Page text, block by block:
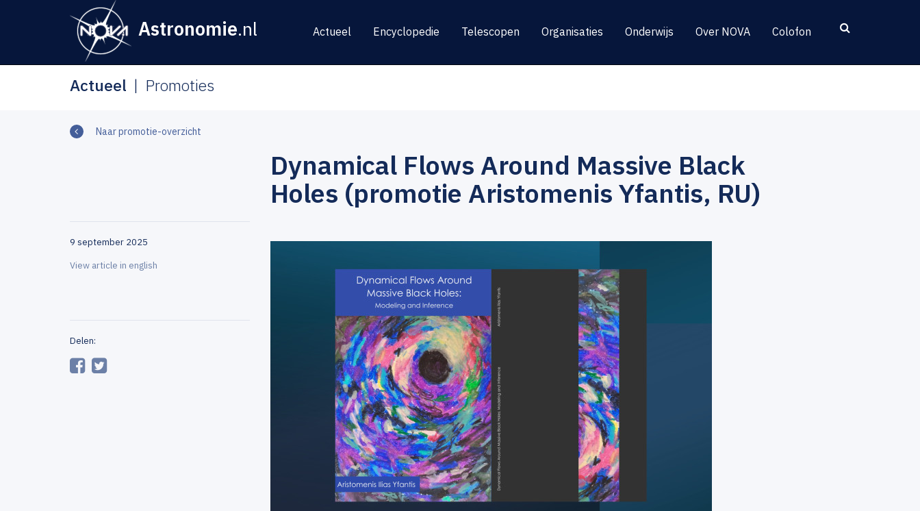
Astronomie.nl Actueel Encyclopedie Telescopen Organisaties Onderwijs Over NOVA Colofon
Actueel Promoties
Naar promotie-overzicht
9 september 2025
View article in english
Delen:
Dynamical Flows Around Massive Black
Holes (promotie Aristomenis Yfantis, RU)